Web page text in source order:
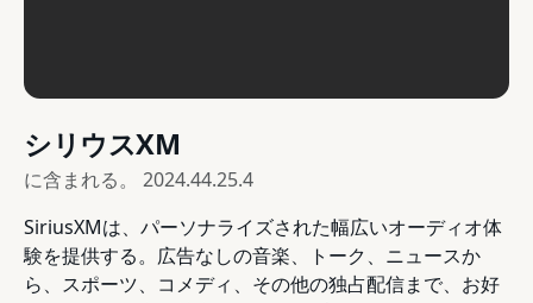
シリウスXM
に含まれる。 2024.44.25.4
SiriusXMは、パーソナライズされた幅広いオーディオ体
験を提供する。広告なしの音楽、トーク、ニュースか
ら、スポーツ、コメディ、その他の独占配信まで、お好